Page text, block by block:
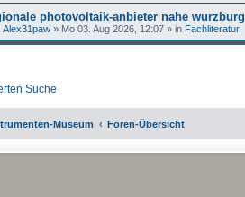
photovoltaik-anbieter nahe wurzburg
Alex31paw » Mo 03. Aug 2026, 12:07 » in Fachliteratur
Suche
Museum Foren-Übersicht